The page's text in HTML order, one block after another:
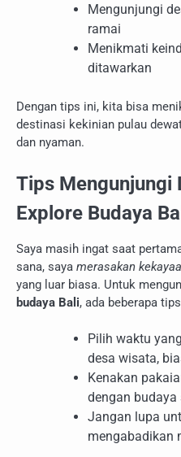
Mengunjungi
ramai
Menikmati
ditawarkan
Dengan tips ini, kita bisa
destinasi kekinian pulau
dan nyaman.
Tips Mengunjungi
Explore Budaya
Saya masih ingat saat
sana, saya merasakan
yang luar biasa. Untuk
budaya Bali, ada beberapa
Pilih waktu
desa wisata,
Kenakan
dengan budaya
Jangan lupa
mengabadikan